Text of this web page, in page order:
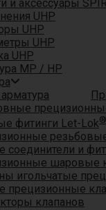
и аксессуары
UHP
UHP
UHP
UHP
MP / HP
фитинги Let-Lok®
соединители и
шаровые
игольчатые
прецизионные
клапанов